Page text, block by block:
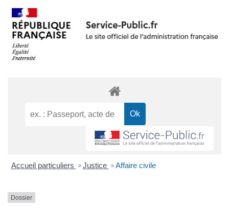
Accueil particuliers > Justice > Affaire civile
Dossier